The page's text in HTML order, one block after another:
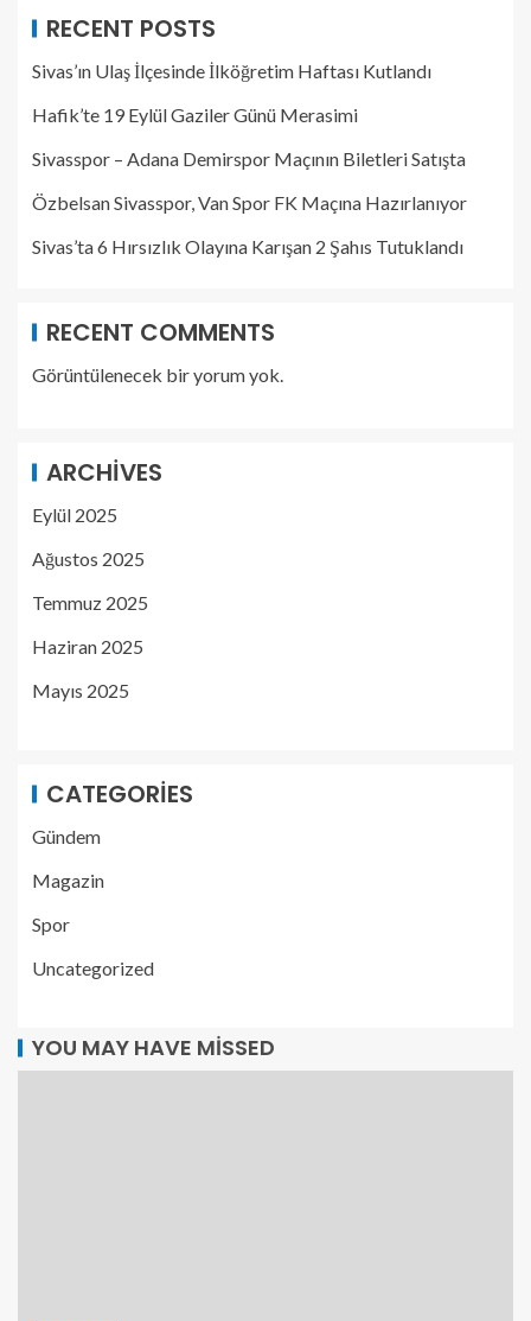
RECENT POSTS
Sivas’ın Ulaş İlçesinde İlköğretim Haftası Kutlandı
Hafik’te 19 Eylül Gaziler Günü Merasimi
Sivasspor – Adana Demirspor Maçının Biletleri Satışta
Özbelsan Sivasspor, Van Spor FK Maçına Hazırlanıyor
Sivas’ta 6 Hırsızlık Olayına Karışan 2 Şahıs Tutuklandı
RECENT COMMENTS
Görüntülenecek bir yorum yok.
ARCHIVES
Eylül 2025
Ağustos 2025
Temmuz 2025
Haziran 2025
Mayıs 2025
CATEGORIES
Gündem
Magazin
Spor
Uncategorized
YOU MAY HAVE MISSED